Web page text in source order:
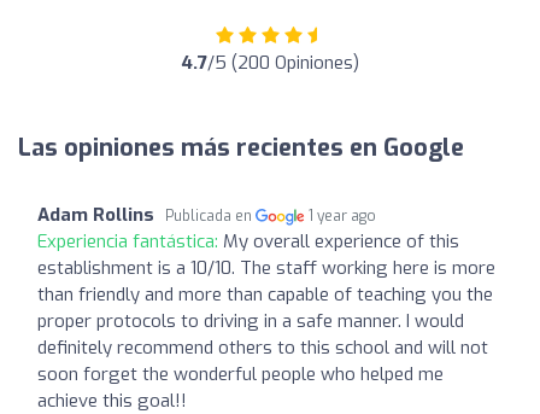
4.7/5 (200 Opiniones)
Las opiniones más recientes en Google
Adam Rollins Publicada en 1 year ago
Experiencia fantástica: My overall experience of this
establishment is a 10/10. The staff working here is more
than friendly and more than capable of teaching you the
proper protocols to driving in a safe manner. I would
definitely recommend others to this school and will not
soon forget the wonderful people who helped me
achieve this goal!!